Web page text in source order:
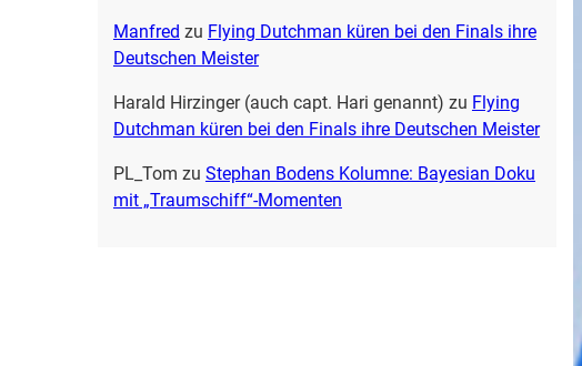
Manfred zu Flying Dutchman küren bei den Finals ihre
Deutschen Meister
Harald Hirzinger (auch capt. Hari genannt) zu Flying
Dutchman küren bei den Finals ihre Deutschen Meister
PL_Tom zu Stephan Bodens Kolumne: Bayesian Doku
mit „Traumschiff“-Momenten